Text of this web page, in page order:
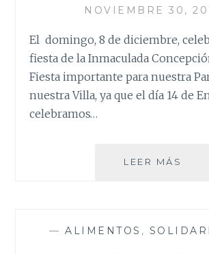
NOVIEMBRE 30,
El domingo, 8 de diciembre,
fiesta de la Inmaculada
Fiesta importante para nuestra
nuestra Villa, ya que el día 14 de
celebramos…
LEER MÁS
— ALIMENTOS ,